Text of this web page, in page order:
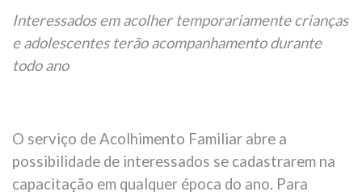
Interessados em acolher temporariamente crianças
e adolescentes terão acompanhamento durante
todo ano
O serviço de Acolhimento Familiar abre a
possibilidade de interessados se cadastrarem na
capacitação em qualquer época do ano. Para